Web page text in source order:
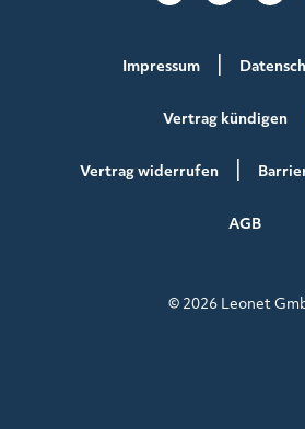
Impressum
Vertrag kündigen
Vertrag widerrufen
AGB
© 2026 Leonet